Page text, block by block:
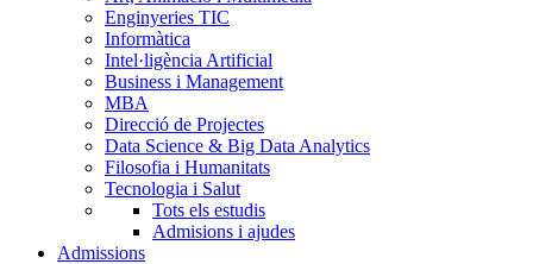
Enginyeries TIC
Informàtica
Intel·ligència Artificial
Business i Management
MBA
Direcció de Projectes
Data Science & Big Data Analytics
Filosofia i Humanitats
Tecnologia i Salut
Tots els estudis
Admisions i ajudes
Admissions